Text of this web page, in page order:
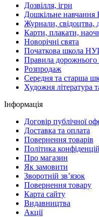
Дозвілля, ігри
Дошкільне
Журнали, свідоцтва,
Карти, плакати,
Новорічні свята
Початкова школа
Правила дорожнього
Розпродаж
Середня та старша
Художня література
Інформація
Договір публічної
Доставка та оплата
Повернення товарів
Політика
Про магазин
Як замовити
Зворотній зв’язок
Повернення товару
Карта сайту
Видавництва
Акції